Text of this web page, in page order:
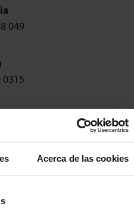
Acerca de las cookies
049
0315